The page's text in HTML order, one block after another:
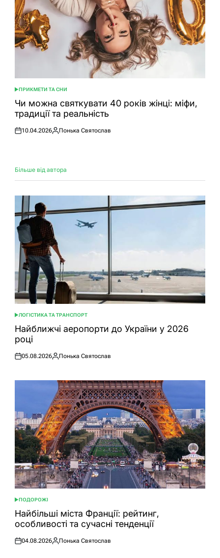
ОПУБЛІКУВАТИ
У
ПРИКМЕТИ ТА СНИ
Чи можна святкувати 40 років жінці: міфи,
традиції та реальність
Оприлюднено
10.04.2026
Опубліковано
Понька Святослав
Більше від автора
ОПУБЛІКУВАТИ
У
ЛОГІСТИКА ТА ТРАНСПОРТ
Найближчі аеропорти до України у 2026
році
Оприлюднено
05.08.2026
Опубліковано
Понька Святослав
ОПУБЛІКУВАТИ
У
ПОДОРОЖІ
Найбільші міста Франції: рейтинг,
особливості та сучасні тенденції
Оприлюднено
04.08.2026
Опубліковано
Понька Святослав